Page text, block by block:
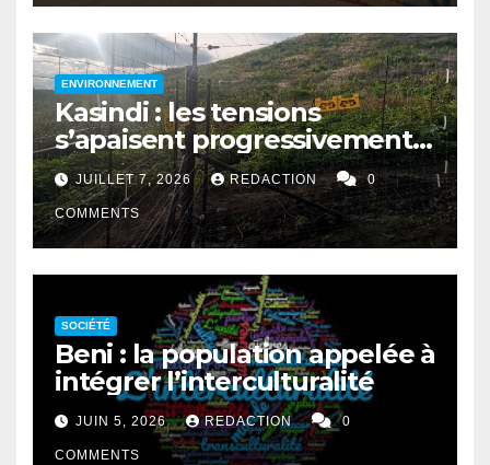
ENVIRONNEMENT
Kasindi : les tensions
s’apaisent progressivement
entre le PNVi et les
agriculteurs
JUILLET 7, 2026 REDACTION 0
COMMENTS
SOCIÉTÉ
Beni : la population appelée à
intégrer l’interculturalité
JUIN 5, 2026 REDACTION 0
COMMENTS